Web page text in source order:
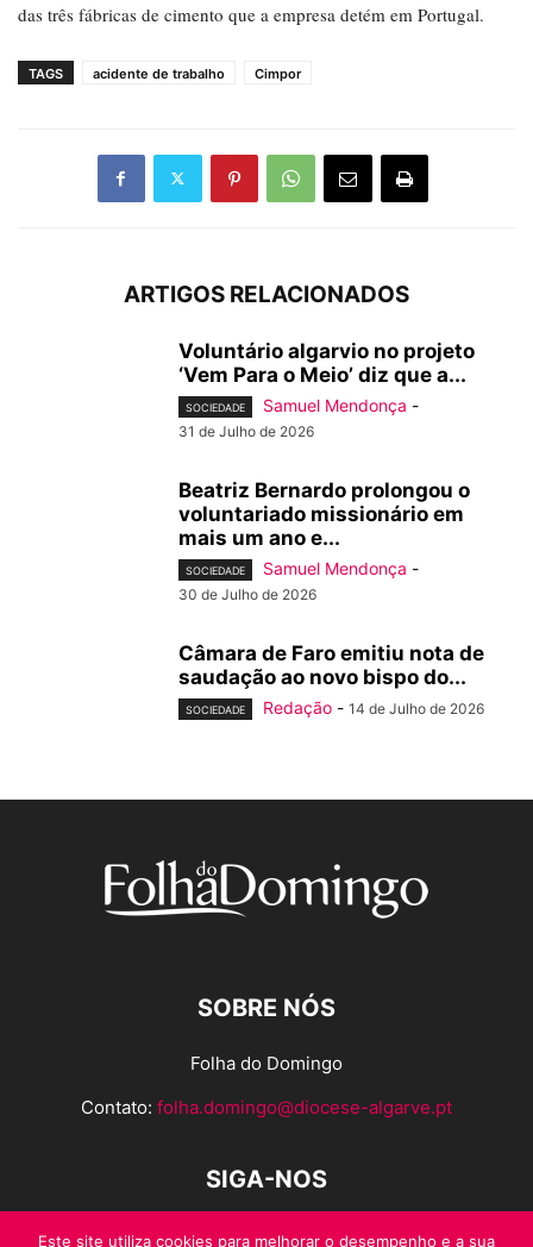
das três fábricas de cimento que a empresa detém em Portugal.
TAGS acidente de trabalho Cimpor
ARTIGOS RELACIONADOS
Voluntário algarvio no projeto
‘Vem Para o Meio’ diz que a...
SOCIEDADE Samuel Mendonça -
31 de Julho de 2026
Beatriz Bernardo prolongou o
voluntariado missionário em
mais um ano e...
SOCIEDADE Samuel Mendonça -
30 de Julho de 2026
Câmara de Faro emitiu nota de
saudação ao novo bispo do...
SOCIEDADE Redação - 14 de Julho de 2026
SOBRE NÓS
Folha do Domingo
Contato: folha.domingo@diocese-algarve.pt
SIGA-NOS
Este site utiliza cookies para melhorar o desempenho e a sua